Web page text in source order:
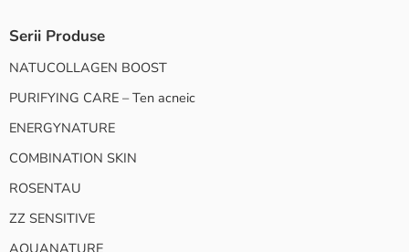
Serii Produse
NATUCOLLAGEN BOOST
PURIFYING CARE – Ten acneic
ENERGYNATURE
COMBINATION SKIN
ROSENTAU
ZZ SENSITIVE